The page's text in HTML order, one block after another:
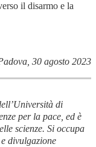
il disarmo e la
30 agosto 2023
di
per la pace, ed è
scienze. Si occupa
divulgazione